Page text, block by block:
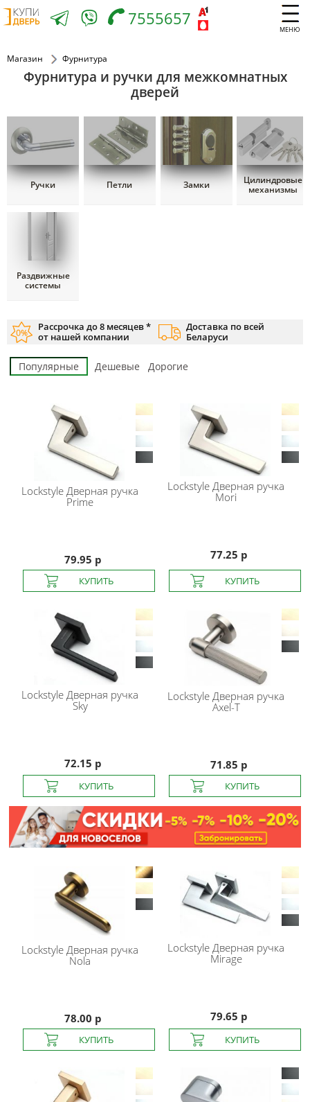
МЕНЮ
7555657
Магазин Фурнитура
Фурнитура и ручки для межкомнатных
дверей
Ручки Петли Замки
Цилиндровые
механизмы
Раздвижные
системы
Рассрочка до 8 месяцев *
от нашей компании
Доставка по всей
Беларуси
Популярные Дешевые Дорогие
Lockstyle Дверная ручка
Prime
79.95 р
Lockstyle Дверная ручка
Mori
77.25 р
Lockstyle Дверная ручка
Sky
72.15 р
Lockstyle Дверная ручка
Axel-T
71.85 р
Lockstyle Дверная ручка
Nola
78.00 р
Lockstyle Дверная ручка
Mirage
79.65 р